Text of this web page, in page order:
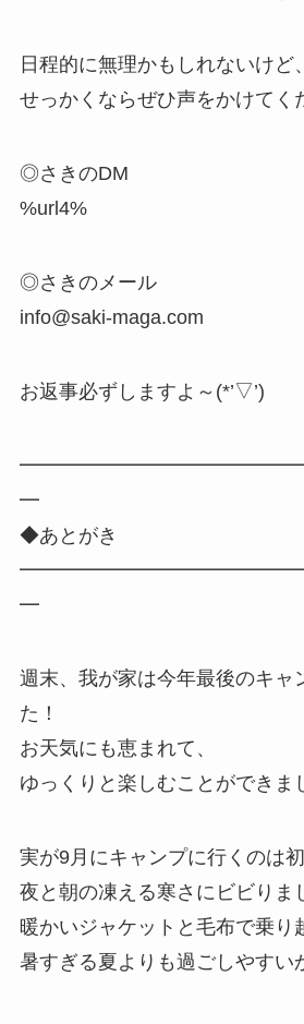
日程的に無理かもしれないけど、
せっかくならぜひ声をかけてく
◎さきのDM
%url4%
◎さきのメール
info@saki-maga.com
お返事必ずしますよ～(*’▽’)
━
◆あとがき
━
週末、我が家は今年最後のキャ
た！
お天気にも恵まれて、
ゆっくりと楽しむことができま
実が9月にキャンプに行くのは初
夜と朝の凍える寒さにビビりま
暖かいジャケットと毛布で乗り
暑すぎる夏よりも過ごしやすい